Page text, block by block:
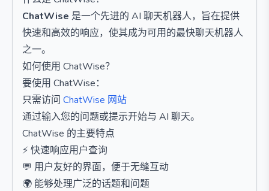
ChatWise 是一个先进的 AI 聊天机器人，旨在提供
快速和高效的响应，使其成为可用的最快聊天机器人
之一。
如何使用 ChatWise？
要使用 ChatWise：
只需访问 ChatWise 网站
通过输入您的问题或提示开始与 AI 聊天。
ChatWise 的主要特点
⚡ 快速响应用户查询
💬 用户友好的界面，便于无缝互动
🌍 能够处理广泛的话题和问题